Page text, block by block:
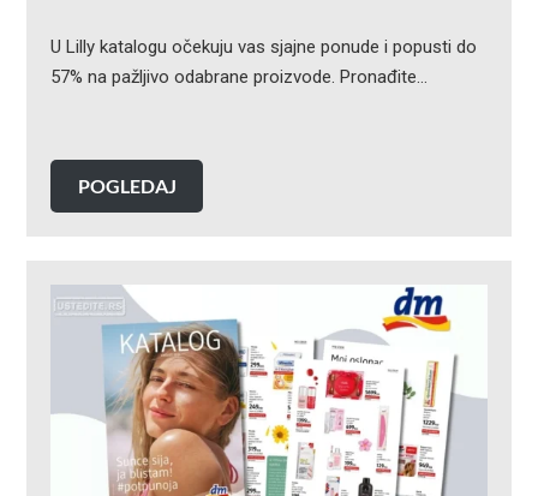
U Lilly katalogu očekuju vas sjajne ponude i popusti do
57% na pažljivo odabrane proizvode. Pronađite…
POGLEDAJ